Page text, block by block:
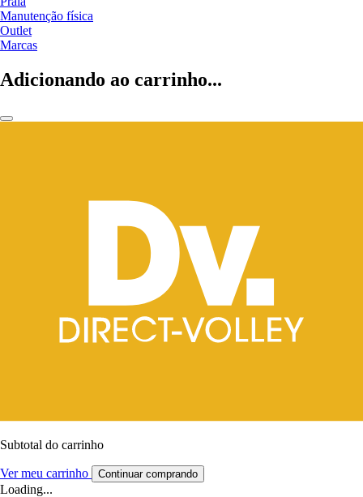
Manutenção física
Outlet
Marcas
Adicionando ao carrinho...
Subtotal do carrinho
Ver meu carrinho Continuar comprando
Loading...